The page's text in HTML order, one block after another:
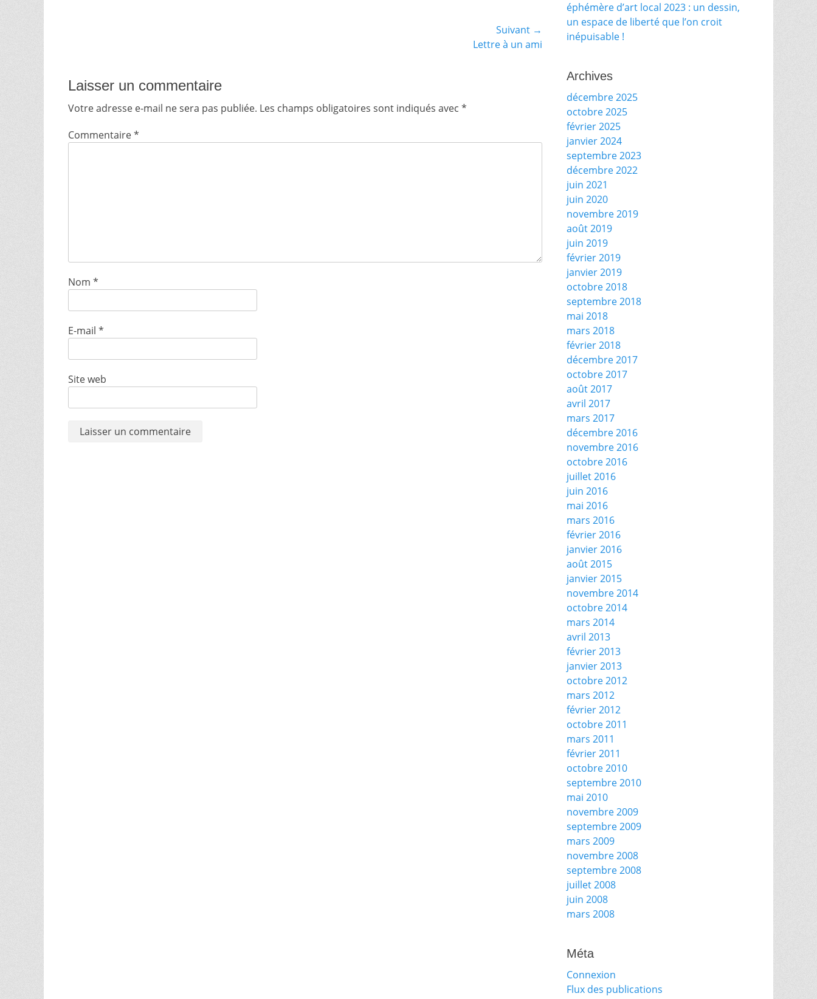
l’article
Suivant →
Lettre à un ami
Laisser un commentaire
Votre adresse e-mail ne sera pas publiée. Les champs obligatoires sont indiqués avec *
Commentaire*
Nom *
E-mail *
Site web
éphémère d’art local 2023 : un dessin,
un espace de liberté que l’on croit
inépuisable !
Archives
décembre 2025
octobre 2025
février 2025
janvier 2024
septembre 2023
décembre 2022
juin 2021
juin 2020
novembre 2019
août 2019
juin 2019
février 2019
janvier 2019
octobre 2018
septembre 2018
mai 2018
mars 2018
février 2018
décembre 2017
octobre 2017
août 2017
avril 2017
mars 2017
décembre 2016
novembre 2016
octobre 2016
juillet 2016
juin 2016
mai 2016
mars 2016
février 2016
janvier 2016
août 2015
janvier 2015
novembre 2014
octobre 2014
mars 2014
avril 2013
février 2013
janvier 2013
octobre 2012
mars 2012
février 2012
octobre 2011
mars 2011
février 2011
octobre 2010
septembre 2010
mai 2010
novembre 2009
septembre 2009
mars 2009
novembre 2008
septembre 2008
juillet 2008
juin 2008
mars 2008
Méta
Connexion
Flux des publications